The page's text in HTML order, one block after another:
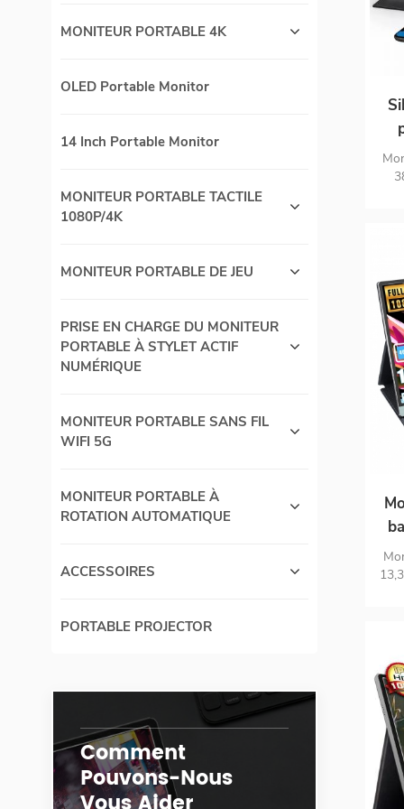
MONITEUR PORTABLE 4K
OLED Portable Monitor
14 Inch Portable Monitor
MONITEUR PORTABLE TACTILE
1080P/4K
MONITEUR PORTABLE DE JEU
PRISE EN CHARGE DU MONITEUR
PORTABLE À STYLET ACTIF
NUMÉRIQUE
MONITEUR PORTABLE SANS FIL
WIFI 5G
MONITEUR PORTABLE À
ROTATION AUTOMATIQUE
ACCESSOIRES
PORTABLE PROJECTOR
Comment
Pouvons-Nous